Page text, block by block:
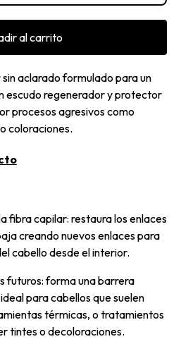
al carrito
aclarado formulado para un
escudo regenerador y protector
procesos agresivos como
coloraciones.
fibra capilar: restaura los enlaces
creando nuevos enlaces para
cabello desde el interior.
futuros: forma una barrera
para cabellos que suelen
térmicas, o tratamientos
tintes o decoloraciones.